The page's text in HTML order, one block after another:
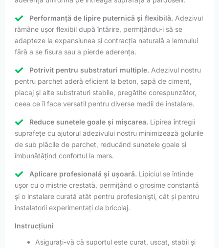
Performanță de lipire puternică și flexibilă. Adezivul
rămâne ușor flexibil după întărire, permițându-i să se
adapteze la expansiunea și contracția naturală a lemnului
fără a se fisura sau a pierde aderența.
Potrivit pentru substraturi multiple. Adezivul nostru
pentru parchet aderă eficient la beton, șapă de ciment,
placaj și alte substraturi stabile, pregătite corespunzător,
ceea ce îl face versatil pentru diverse medii de instalare.
Reduce sunetele goale și mișcarea. Lipirea întregii
suprafețe cu ajutorul adezivului nostru minimizează golurile
de sub plăcile de parchet, reducând sunetele goale și
îmbunătățind confortul la mers.
Aplicare profesională și ușoară. Lipiciul se întinde
ușor cu o mistrie crestată, permițând o grosime constantă
și o instalare curată atât pentru profesioniști, cât și pentru
instalatorii experimentați de bricolaj.
Instrucțiuni
Asigurați-vă că suportul este curat, uscat, stabil și